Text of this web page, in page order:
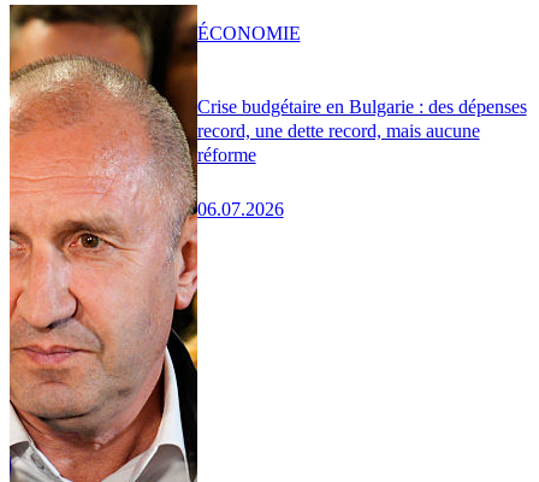
Crise budgétaire en Bulgarie : des dépenses
record, une dette record, mais aucune
réforme
06.07.2026
ÉCONOMIE